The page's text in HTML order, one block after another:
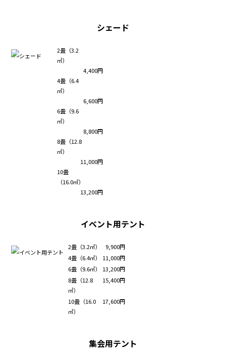
シェード
2畳（3.2
㎡）
4,400円
4畳（6.4
㎡）
6,600円
6畳（9.6
㎡）
8,800円
8畳（12.8
㎡）
11,000円
10畳
（16.0㎡）
13,200円
イベント用テント
2畳（3.2㎡）
9,900円
4畳（6.4㎡）
11,000円
6畳（9.6㎡）
13,200円
8畳（12.8
㎡）
15,400円
10畳（16.0
㎡）
17,600円
集会用テント